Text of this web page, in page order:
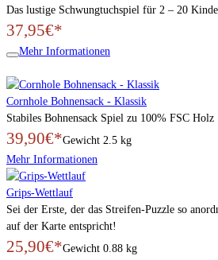
Das lustige Schwungtuchspiel für 2 – 20
37,95€*
Mehr Informationen
Cornhole Bohnensack - Klassik
Stabiles Bohnensack Spiel zu 100% FSC Holz
39,90€*Gewicht 2.5 kg
Mehr Informationen
Grips-Wettlauf
Sei der Erste, der das Streifen-Puzzle so
auf der Karte entspricht!
25,90€*Gewicht 0.88 kg